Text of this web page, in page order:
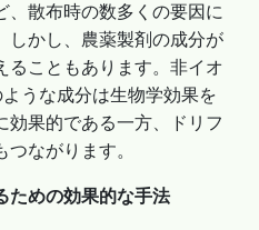
、散布時の数多くの要因に
しかし、農薬製剤の成分が
ることもあります。非イオ
うな成分は生物学効果を
効果的である一方、ドリフ
ながります。
ための効果的な手法